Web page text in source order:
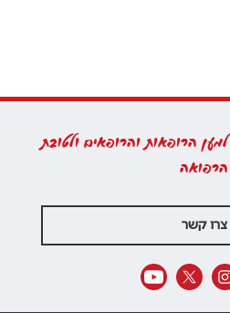
למען הרופאות והרופאים ולטובת
הרפואה
צרו קשר